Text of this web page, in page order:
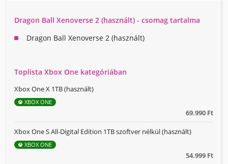
Dragon Ball Xenoverse 2 (használt) - csomag tartalma
Dragon Ball Xenoverse 2 (használt)
Toplista Xbox One kategóriában
69.990 Ft
Xbox One X 1TB (használt)
XBOX ONE
54.999 Ft
Xbox One S All-Digital Edition 1TB szoftver nélkül (használt)
XBOX ONE